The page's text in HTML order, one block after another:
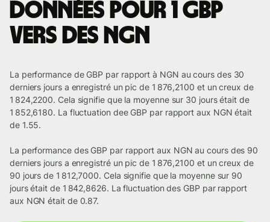
Données pour 1 GBP
vers des NGN
La performance de GBP par rapport à NGN au cours des 30
derniers jours a enregistré un pic de 1 876,2100 et un creux de
1 824,2200. Cela signifie que la moyenne sur 30 jours était de
1 852,6180. La fluctuation dee GBP par rapport aux NGN était
de 1.55.
La performance des GBP par rapport aux NGN au cours des 90
derniers jours a enregistré un pic de 1 876,2100 et un creux de
90 jours de 1 812,7000. Cela signifie que la moyenne sur 90
jours était de 1 842,8626. La fluctuation des GBP par rapport
aux NGN était de 0.87.